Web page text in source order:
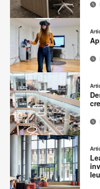
Partager
sur
Facebook
Partager
sur
Twitter
Partager
sur
Pinterest
Partager
sur
LinkedIn
Adresse
de
contact
Imprimer
cette
page
Partager
sur
Facebook
Partager
sur
Twitter
Partager
sur
Pinterest
Partager
sur
LinkedIn
Adresse
contact
Imprimer
cette
page
Partager
sur
Facebook
Partager
sur
Twitter
Partager
sur
Pinterest
Partager
sur
LinkedIn
Adresse
de
contact
Imprimer
cette
page